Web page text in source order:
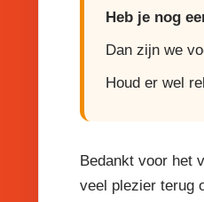
Heb je nog
Dan zijn we
Houd er wel
Bedankt voor het
veel plezier terug